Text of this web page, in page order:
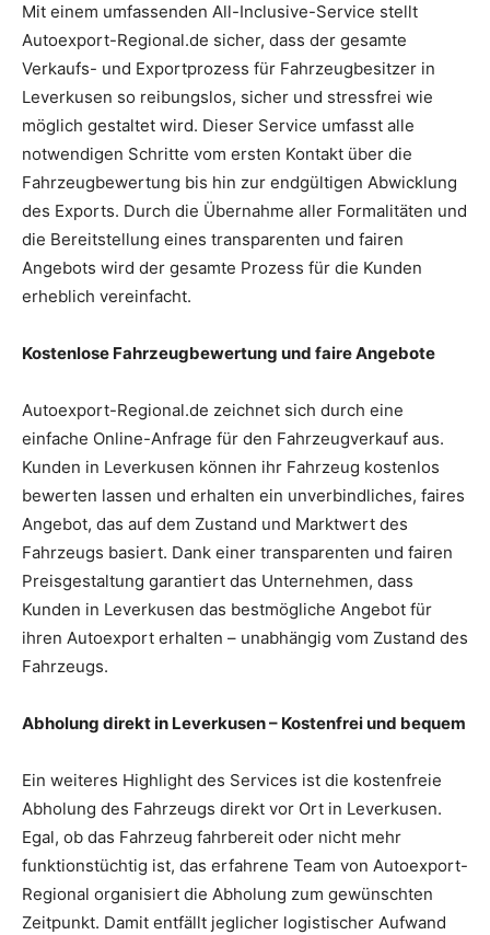
Mit einem umfassenden All-Inclusive-Service stellt
Autoexport-Regional.de sicher, dass der gesamte
Verkaufs- und Exportprozess für Fahrzeugbesitzer in
Leverkusen so reibungslos, sicher und stressfrei wie
möglich gestaltet wird. Dieser Service umfasst alle
notwendigen Schritte vom ersten Kontakt über die
Fahrzeugbewertung bis hin zur endgültigen Abwicklung
des Exports. Durch die Übernahme aller Formalitäten und
die Bereitstellung eines transparenten und fairen
Angebots wird der gesamte Prozess für die Kunden
erheblich vereinfacht.
Kostenlose Fahrzeugbewertung und faire Angebote
Autoexport-Regional.de zeichnet sich durch eine
einfache Online-Anfrage für den Fahrzeugverkauf aus.
Kunden in Leverkusen können ihr Fahrzeug kostenlos
bewerten lassen und erhalten ein unverbindliches, faires
Angebot, das auf dem Zustand und Marktwert des
Fahrzeugs basiert. Dank einer transparenten und fairen
Preisgestaltung garantiert das Unternehmen, dass
Kunden in Leverkusen das bestmögliche Angebot für
ihren Autoexport erhalten – unabhängig vom Zustand des
Fahrzeugs.
Abholung direkt in Leverkusen – Kostenfrei und bequem
Ein weiteres Highlight des Services ist die kostenfreie
Abholung des Fahrzeugs direkt vor Ort in Leverkusen.
Egal, ob das Fahrzeug fahrbereit oder nicht mehr
funktionstüchtig ist, das erfahrene Team von Autoexport-
Regional organisiert die Abholung zum gewünschten
Zeitpunkt. Damit entfällt jeglicher logistischer Aufwand